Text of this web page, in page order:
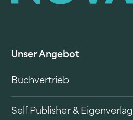
Unser Angebot
Buchvertrieb
Self Publisher & Eigenverlag